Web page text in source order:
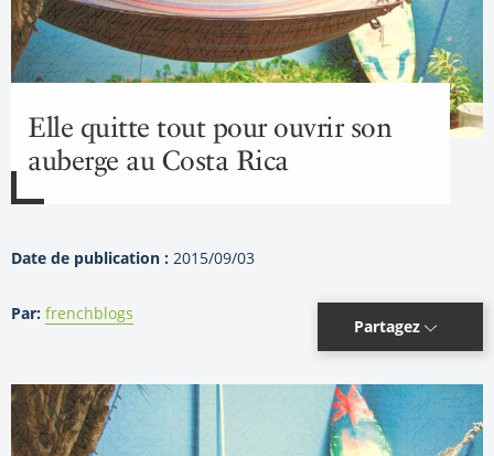
Elle quitte tout pour ouvrir son
auberge au Costa Rica
Date de publication : 2015/09/03
Par: frenchblogs
Partagez